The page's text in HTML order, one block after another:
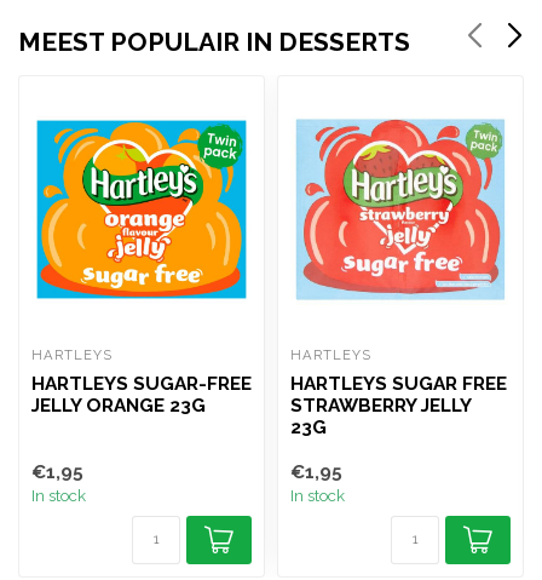
MEEST POPULAIR IN DESSERTS
HARTLEYS
HARTLEYS SUGAR-FREE
JELLY ORANGE 23G
€1,95
In stock
HARTLEYS
HARTLEYS SUGAR FREE
STRAWBERRY JELLY
23G
€1,95
In stock